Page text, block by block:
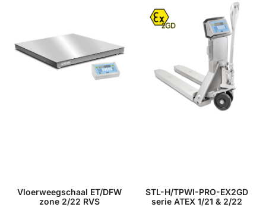
Vloerweegschaal ET/DFW
zone 2/22 RVS
STL-H/TPWI-PRO-EX2GD
serie ATEX 1/21 & 2/22